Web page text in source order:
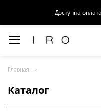
Доступна
Главная
Каталог